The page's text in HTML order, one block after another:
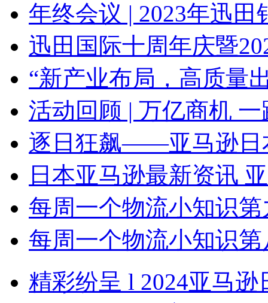
年终会议 | 2023年迅田
迅田国际十周年庆暨
“新产业布局，高质量
活动回顾 | 万亿商机
逐日狂飙——亚马逊日
日本亚马逊最新资讯
每周一个物流小知识
每周一个物流小知识
精彩纷呈 l 2024亚马逊